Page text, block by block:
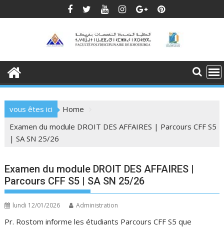
to
vous êtes ici
Home
Examen du module DROIT DES AFFAIRES | Parcours CFF S5
| SA SN 25/26
Examen du module DROIT DES AFFAIRES |
Parcours CFF S5 | SA SN 25/26
lundi 12/01/2026 Administration
Pr. Rostom informe les étudiants Parcours CFF S5 que